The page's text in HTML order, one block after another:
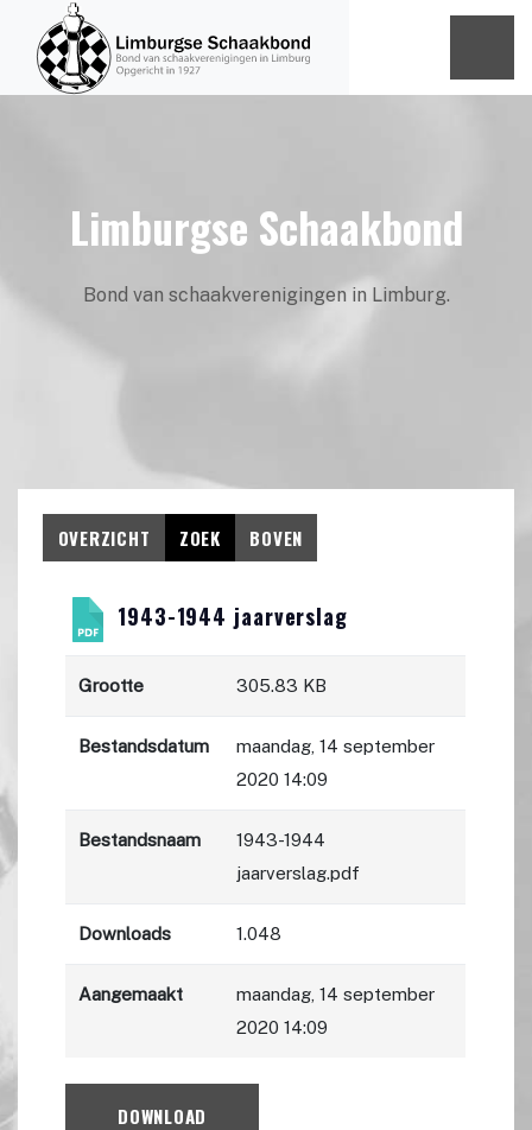
Limburgse Schaakbond
Bond van schaakverenigingen in Limburg.
OVERZICHT ZOEK BOVEN
1943-1944 jaarverslag
Grootte 305.83 KB
Bestandsdatum
maandag, 14 september
2020 14:09
Bestandsnaam
1943-1944
jaarverslag.pdf
Downloads 1.048
Aangemaakt
maandag, 14 september
2020 14:09
DOWNLOAD